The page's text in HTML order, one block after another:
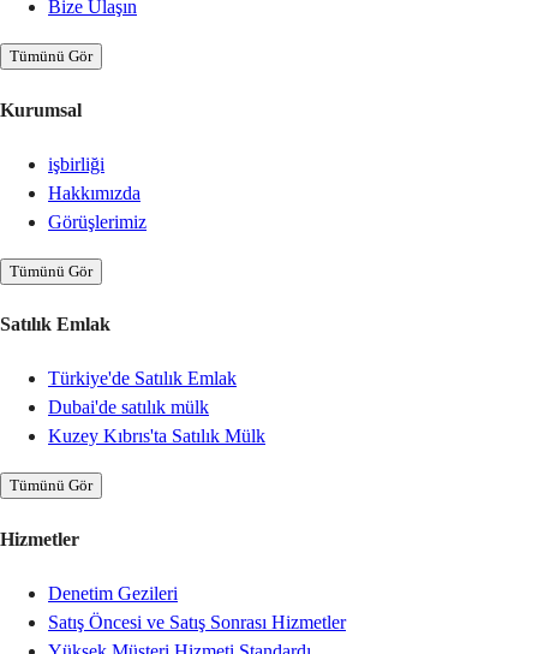
Bize Ulaşın
Tümünü Gör
Kurumsal
işbirliği
Hakkımızda
Görüşlerimiz
Tümünü Gör
Satılık Emlak
Türkiye'de Satılık Emlak
Dubai'de satılık mülk
Kuzey Kıbrıs'ta Satılık Mülk
Tümünü Gör
Hizmetler
Denetim Gezileri
Satış Öncesi ve Satış Sonrası Hizmetler